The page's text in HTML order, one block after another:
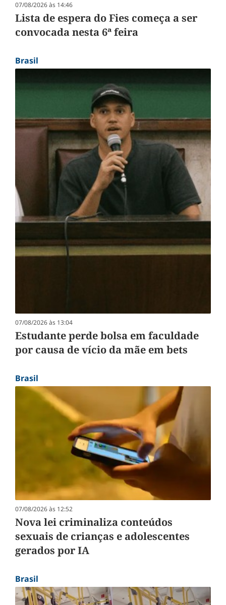
07/08/2026 às 14:46
Lista de espera do Fies começa a ser
convocada nesta 6ª feira
Brasil
07/08/2026 às 13:04
Estudante perde bolsa em faculdade
por causa de vício da mãe em bets
Brasil
07/08/2026 às 12:52
Nova lei criminaliza conteúdos
sexuais de crianças e adolescentes
gerados por IA
Brasil